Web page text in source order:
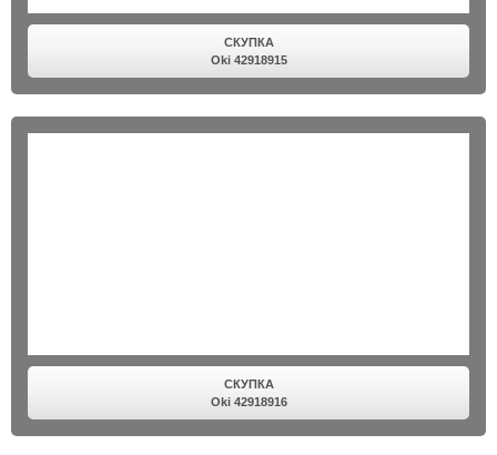
СКУПКА
Oki 42918915
СКУПКА
Oki 42918916